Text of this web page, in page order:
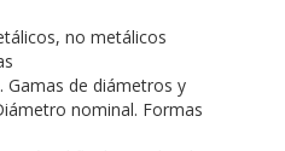
no metálicos
Gamas de diámetros y
nominal. Formas